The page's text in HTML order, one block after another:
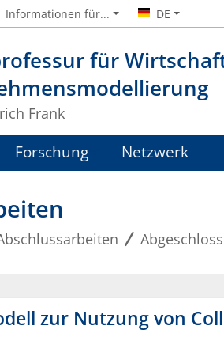
für
Frank
Informationen für... DE
Forschung Netzwerk
zur Nutzung von